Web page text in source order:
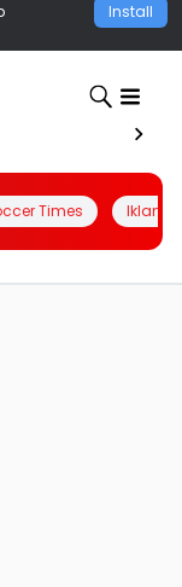
Install
Times Iklanin